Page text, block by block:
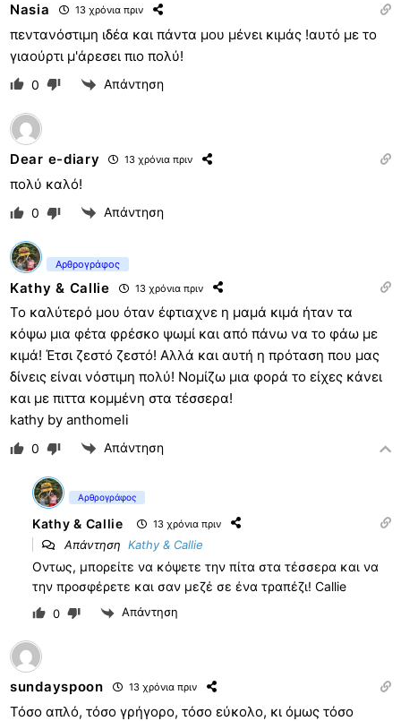
Nasia 13 χρόνια πριν
πεντανόστιμη ιδέα και πάντα μου μένει κιμάς !αυτό με το
γιαούρτι μ'άρεσει πιο πολύ!
0 Απάντηση
Dear e-diary 13 χρόνια πριν
πολύ καλό!
0 Απάντηση
Αρθρογράφος
Kathy & Callie 13 χρόνια πριν
Το καλύτερό μου όταν έφτιαχνε η μαμά κιμά ήταν τα
κόψω μια φέτα φρέσκο ψωμί και από πάνω να το φάω με
κιμά! Έτσι ζεστό ζεστό! Αλλά και αυτή η πρόταση που μας
δίνεις είναι νόστιμη πολύ! Νομίζω μια φορά το είχες κάνει
και με πιττα κομμένη στα τέσσερα!
kathy by anthomeli
0 Απάντηση
Αρθρογράφος
Kathy & Callie 13 χρόνια πριν
Απάντηση Kathy & Callie
Οντως, μπορείτε να κόψετε την πίτα στα τέσσερα και να
την προσφέρετε και σαν μεζέ σε ένα τραπέζι! Callie
0 Απάντηση
sundayspoon 13 χρόνια πριν
Τόσο απλό, τόσο γρήγορο, τόσο εύκολο, κι όμως τόσο